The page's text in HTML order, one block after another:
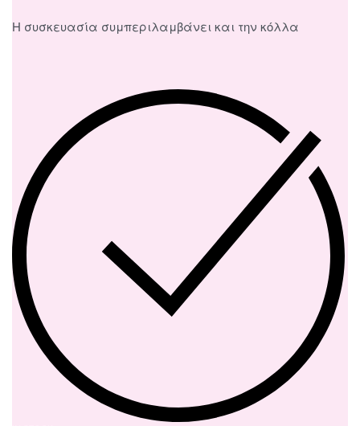
Η συσκευασία συμπεριλαμβάνει και την κόλλα